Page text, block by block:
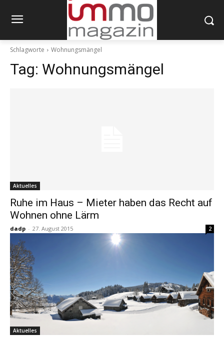
Schlagworte Wohnungsmängel
Tag: Wohnungsmängel
Aktuelles
Ruhe im Haus – Mieter haben das Recht auf
Wohnen ohne Lärm
dadp - 27. August 2015 2
Aktuelles